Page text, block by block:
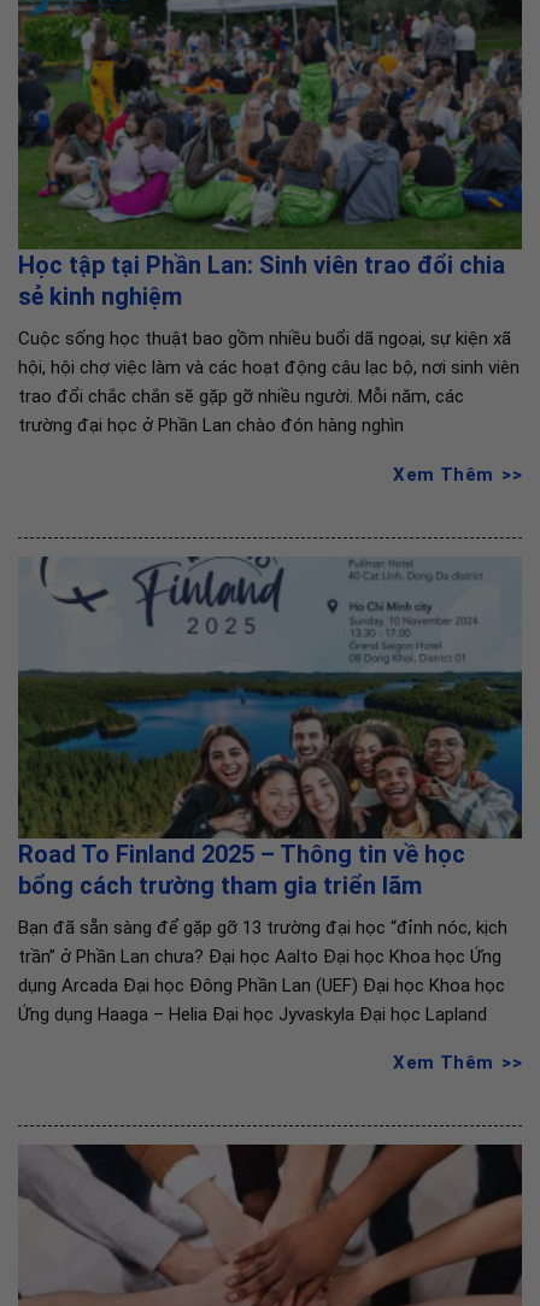
Học tập tại Phần Lan: Sinh viên trao đổi chia
sẻ kinh nghiệm
Cuộc sống học thuật bao gồm nhiều buổi dã ngoại, sự kiện xã
hội, hội chợ việc làm và các hoạt động câu lạc bộ, nơi sinh viên
trao đổi chắc chắn sẽ gặp gỡ nhiều người. Mỗi năm, các
trường đại học ở Phần Lan chào đón hàng nghìn
Xem Thêm
Road To Finland 2025 – Thông tin về học
bổng cách trường tham gia triển lãm
Bạn đã sẵn sàng để gặp gỡ 13 trường đại học “đỉnh nóc, kịch
trần” ở Phần Lan chưa? Đại học Aalto Đại học Khoa học Ứng
dụng Arcada Đại học Đông Phần Lan (UEF) Đại học Khoa học
Ứng dụng Haaga – Helia Đại học Jyvaskyla Đại học Lapland
Xem Thêm